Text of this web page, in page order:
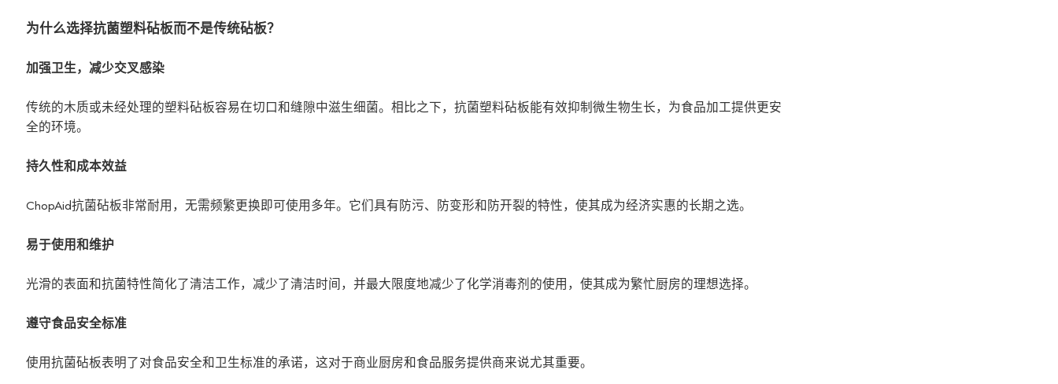
为什么选择抗菌塑料砧板而不是传统砧板？
加强卫生，减少交叉感染
传统的木质或未经处理的塑料砧板容易在切口和缝隙中滋生细菌。相比之下，抗菌塑料砧板能有效抑制微生物生长，为食品加工提供更安
全的环境。
持久性和成本效益
ChopAid抗菌砧板非常耐用，无需频繁更换即可使用多年。它们具有防污、防变形和防开裂的特性，使其成为经济实惠的长期之选。
易于使用和维护
光滑的表面和抗菌特性简化了清洁工作，减少了清洁时间，并最大限度地减少了化学消毒剂的使用，使其成为繁忙厨房的理想选择。
遵守食品安全标准
使用抗菌砧板表明了对食品安全和卫生标准的承诺，这对于商业厨房和食品服务提供商来说尤其重要。